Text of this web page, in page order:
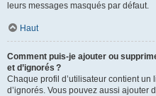
leurs messages masqués par défaut.
Haut
Comment puis-je ajouter ou
et d’ignorés ?
Chaque profil d’utilisateur contient un
d’ignorés. Vous pouvez aussi ajouter